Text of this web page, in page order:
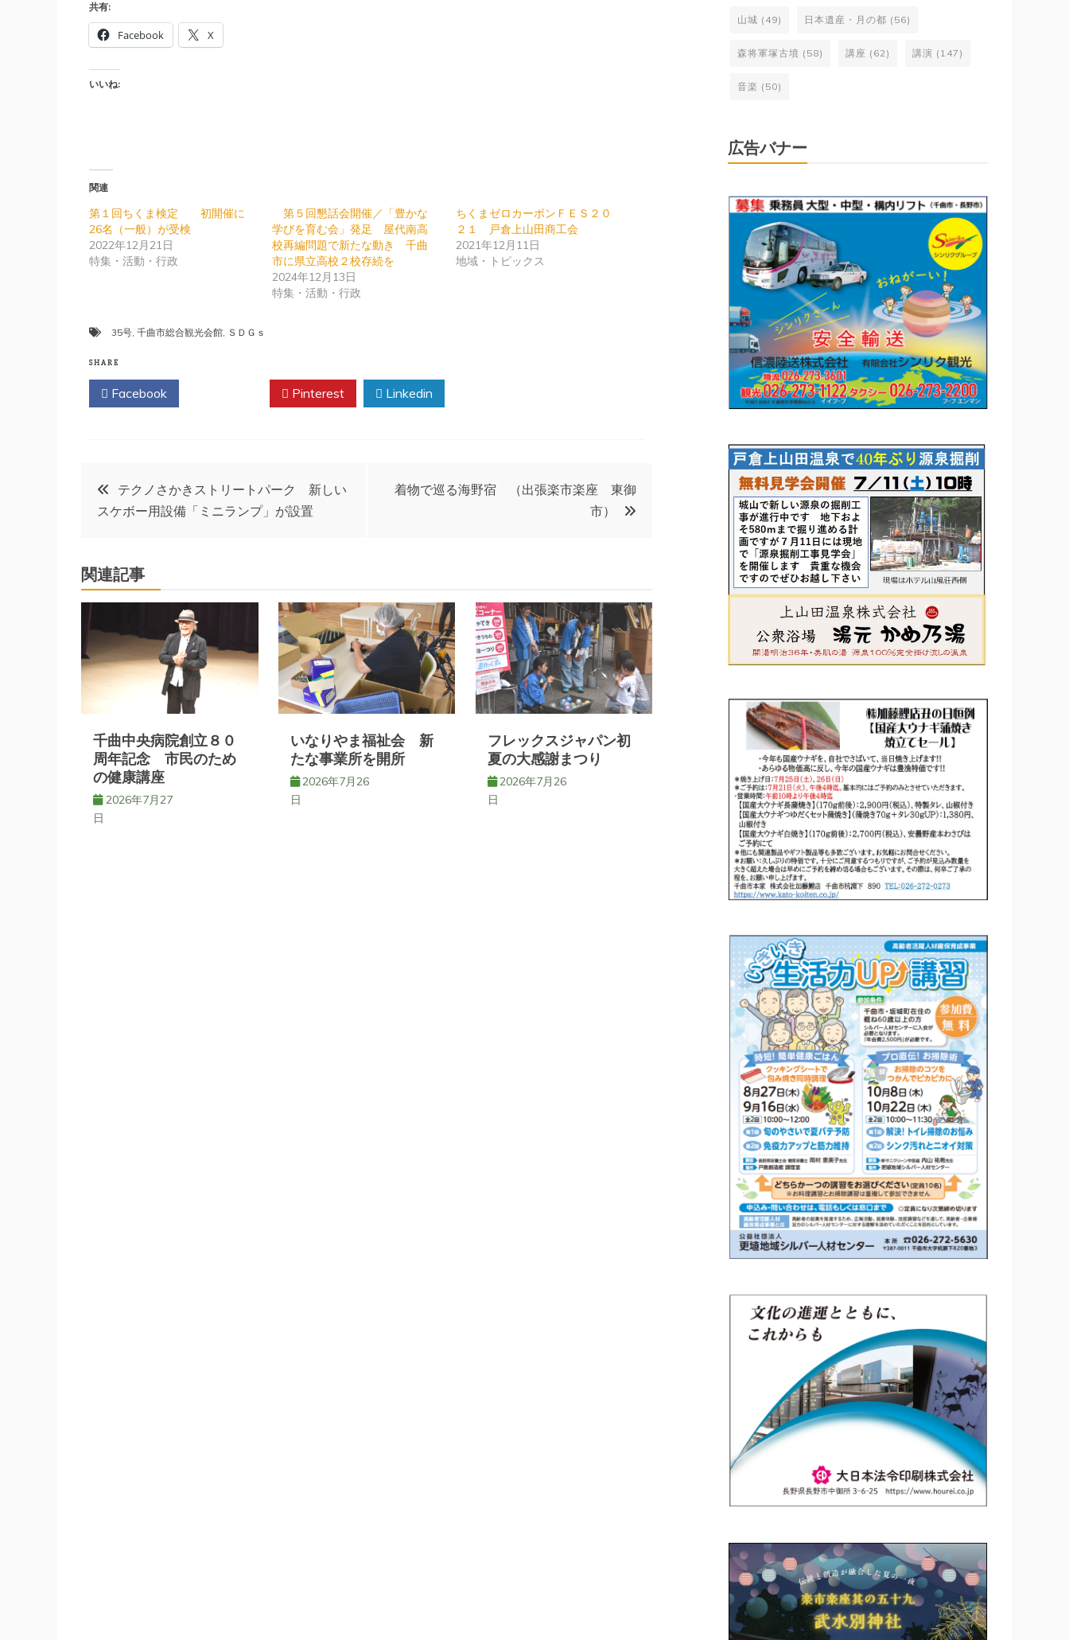
共有:
Facebook X
いいね:
関連
第１回ちくま検定 初開催に
26名（一般）が受検
2022年12月21日
特集・活動・行政
第５回懇話会開催／「豊かな
学びを育む会」発足 屋代南高
校再編問題で新たな動き 千曲
市に県立高校２校存続を
2024年12月13日
特集・活動・行政
ちくまゼロカーボンＦＥＳ２０
２１ 戸倉上山田商工会
2021年12月11日
地域・トピックス
35号 千曲市総合観光会館 ＳＤＧｓ
SHARE
Facebook Pinterest Linkedin
投
稿
ナ
ビ
ゲ
ー
シ
ョ
ン
テクノさかきストリートパーク 新しい
スケボー用設備「ミニランプ」が設置
着物で巡る海野宿 （出張楽市楽座 東御
市）
関連記事
千曲中央病院創立８０
周年記念 市民のため
の健康講座
2026年7月27
日
いなりやま福祉会 新
たな事業所を開所
2026年7月26
日
フレックスジャパン初
夏の大感謝まつり
2026年7月26
日
山城 (49) 日本遺産・月の都 (56)
森将軍塚古墳 (58) 講座 (62) 講演 (147)
音楽 (50)
広告バナー